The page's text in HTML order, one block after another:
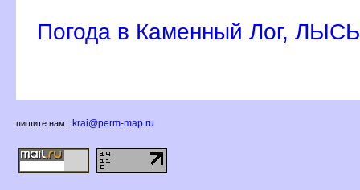
Погода в Каменный Лог,
пишите нам: krai@perm-map.ru